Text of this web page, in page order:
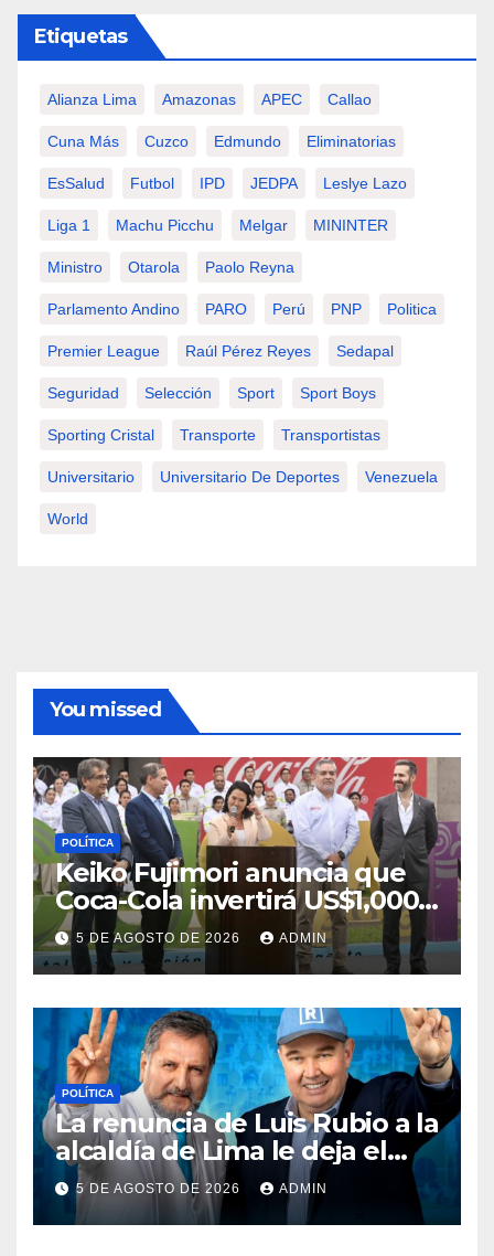
Etiquetas
Alianza Lima Amazonas APEC Callao
Cuna Más Cuzco Edmundo Eliminatorias
EsSalud Futbol IPD JEDPA Leslye Lazo
Liga 1 Machu Picchu Melgar MININTER
Ministro Otarola Paolo Reyna
Parlamento Andino PARO Perú PNP Politica
Premier League Raúl Pérez Reyes Sedapal
Seguridad Selección Sport Sport Boys
Sporting Cristal Transporte Transportistas
Universitario Universitario De Deportes Venezuela
World
You missed
POLÍTICA
Keiko Fujimori anuncia que
Coca-Cola invertirá US$1,000
millones en 5 años
5 DE AGOSTO DE 2026 ADMIN
POLÍTICA
La renuncia de Luis Rubio a la
alcaldía de Lima le deja el
camino libre a Rafael López
Aliaga
5 DE AGOSTO DE 2026 ADMIN